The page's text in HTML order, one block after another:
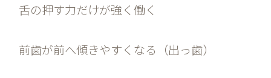
舌の押す力だけが強く働く
前歯が前へ傾きやすくなる（出っ歯）